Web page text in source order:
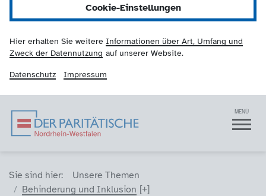
Cookie-Einstellungen
Hier erhalten Sie weitere Informationen über Art, Umfang und
Zweck der Datennutzung auf unserer Website.
Datenschutz Impressum
Der Paritätische NRW
Navigation MENÜ
Sie sind hier (Breadcrumb)
Sie sind hier:
Unsere Themen
Behinderung und Inklusion